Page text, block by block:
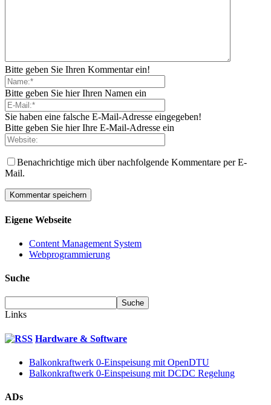
Bitte geben Sie Ihren Kommentar ein!
Bitte geben Sie hier Ihren Namen ein
Sie haben eine falsche E-Mail-Adresse eingegeben!
Bitte geben Sie hier Ihre E-Mail-Adresse ein
Benachrichtige mich über nachfolgende Kommentare per E-
Mail.
Eigene Webseite
Content Management System
Webprogrammierung
Suche
Links
Hardware & Software
Balkonkraftwerk 0-Einspeisung mit OpenDTU
Balkonkraftwerk 0-Einspeisung mit DCDC Regelung
ADs